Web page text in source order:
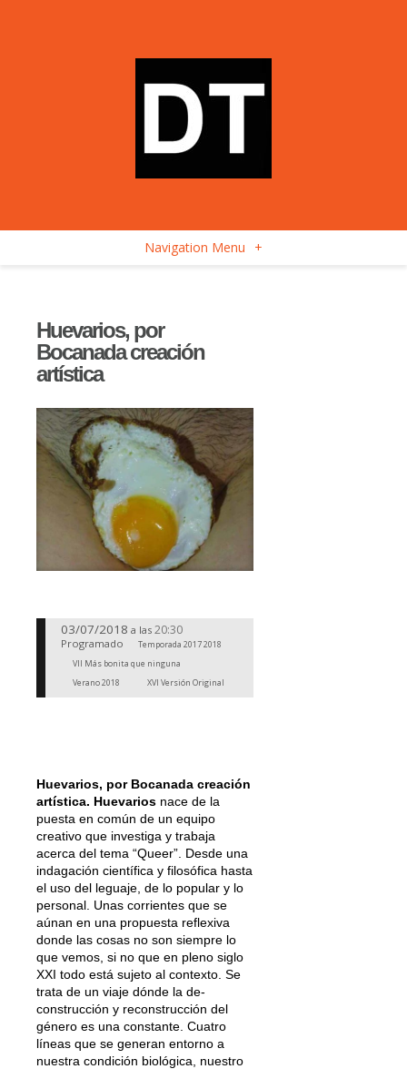
Navigation Menu +
Huevarios, por
Bocanada creación
artística
03/07/2018 a las 20:30
Programado
Temporada 2017 2018
VII Más bonita que ninguna
Verano 2018
XVI Versión Original
Huevarios, por Bocanada creación
artística. Huevarios nace de la
puesta en común de un equipo
creativo que investiga y trabaja
acerca del tema “Queer”. Desde una
indagación científica y filosófica hasta
el uso del leguaje, de lo popular y lo
personal. Unas corrientes que se
aúnan en una propuesta reflexiva
donde las cosas no son siempre lo
que vemos, si no que en pleno siglo
XXI todo está sujeto al contexto. Se
trata de un viaje dónde la de-
construcción y reconstrucción del
género es una constante. Cuatro
líneas que se generan entorno a
nuestra condición biológica, nuestro